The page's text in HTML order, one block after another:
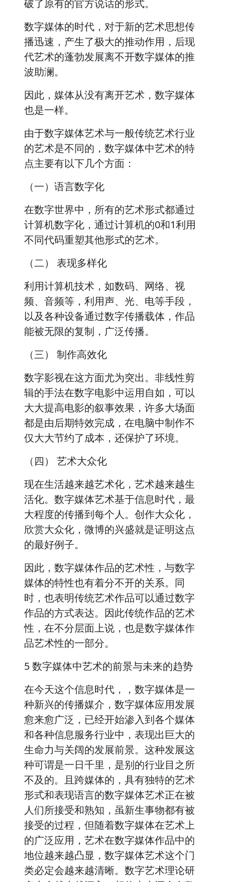
破了原有的官方说话的形式。
数字媒体的时代，对于新的艺术思想传
播迅速，产生了极大的推动作用，后现
代艺术的蓬勃发展离不开数字媒体的推
波助澜。
因此，媒体从没有离开艺术，数字媒体
也是一样。
由于数字媒体艺术与一般传统艺术行业
的艺术是不同的，数字媒体中艺术的特
点主要有以下几个方面：
（一）语言数字化
在数字世界中，所有的艺术形式都通过
计算机数字化，通过计算机的0和1利用
不同代码重塑其他形式的艺术。
（二） 表现多样化
利用计算机技术，如数码、网络、视
频、音频等，利用声、光、电等手段，
以及各种设备通过数字传播载体，作品
能被无限的复制，广泛传播。
（三） 制作高效化
数字影视在这方面尤为突出。非线性剪
辑的手法在数字电影中运用自如，可以
大大提高电影的叙事效果，许多大场面
都是由后期特效完成，在电脑中制作不
仅大大节约了成本，还保护了环境。
（四） 艺术大众化
现在生活越来越艺术化，艺术越来越生
活化。数字媒体艺术基于信息时代，最
大程度的传播到每个人。创作大众化，
欣赏大众化，微博的兴盛就是证明这点
的最好例子。
因此，数字媒体作品的艺术性，与数字
媒体的特性也有着分不开的关系。同
时，也表明传统艺术作品可以通过数字
作品的方式表达。因此传统作品的艺术
性，在不分层面上说，也是数字媒体作
品艺术性的一部分。
5 数字媒体中艺术的前景与未来的趋势
在今天这个信息时代，，数字媒体是一
种新兴的传播媒介，数字媒体应用发展
愈来愈广泛，已经开始渗入到各个媒体
和各种信息服务行业中，表现出巨大的
生命力与关阔的发展前景。这种发展这
种可谓是一日千里，是别的行业目之所
不及的。且跨媒体的，具有独特的艺术
形式和表现语言的数字媒体艺术正在被
人们所接受和熟知，虽新生事物都有被
接受的过程，但随着数字媒体在艺术上
的广泛应用，艺术在数字媒体作品中的
地位越来越凸显，数字媒体艺术这个门
类必定会越来越清晰。数字艺术理论研